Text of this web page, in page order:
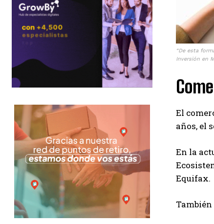
“De esta
Inversión en
El
años, el
En la
Equifax.